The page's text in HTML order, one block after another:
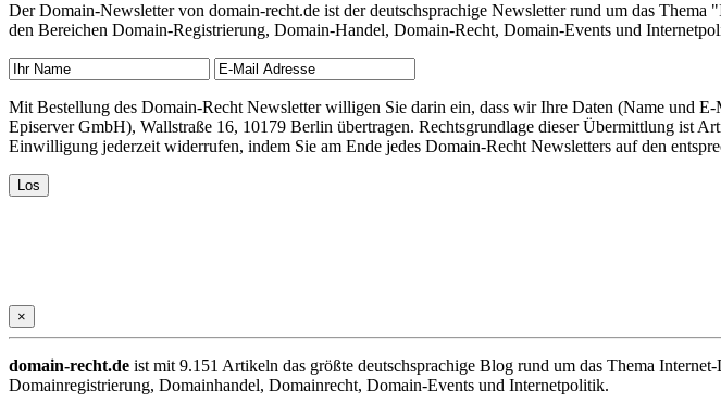
Der Domain-Newsletter von domain-recht.de ist der deutschsprachige Newsletter rund um das
den Bereichen Domain-Registrierung, Domain-Handel, Domain-Recht, Domain-Events und
Mit Bestellung des Domain-Recht Newsletter willigen Sie darin ein, dass wir Ihre Daten (Name und
Episerver GmbH), Wallstraße 16, 10179 Berlin übertragen. Rechtsgrundlage dieser Übermittlung ist
Einwilligung jederzeit widerrufen, indem Sie am Ende jedes Domain-Recht Newsletters auf den
×
domain-recht.de ist mit 9.151 Artikeln das größte deutschsprachige Blog rund um das Thema
Domainregistrierung, Domainhandel, Domainrecht, Domain-Events und Internetpolitik.